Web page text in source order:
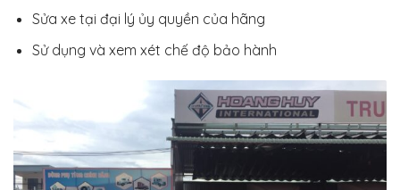
Sửa xe tại đại lý ủy quyền của hãng
Sử dụng và xem xét chế độ bảo hành